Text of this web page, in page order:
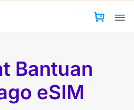
Bantuan
eSIM